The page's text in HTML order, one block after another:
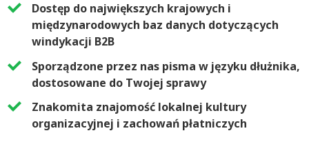
Dostęp do największych krajowych i
międzynarodowych baz danych dotyczących
windykacji B2B
Sporządzone przez nas pisma w języku dłużnika,
dostosowane do Twojej sprawy
Znakomita znajomość lokalnej kultury
organizacyjnej i zachowań płatniczych